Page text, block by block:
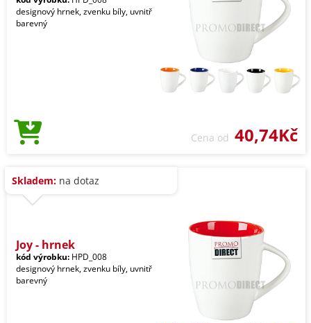
designový hrnek, zvenku bíly, uvnitř
barevný
Cena od 40,74Kč
Skladem: na dotaz
Joy - hrnek
kód výrobku: HPD_008
designový hrnek, zvenku bíly, uvnitř
barevný